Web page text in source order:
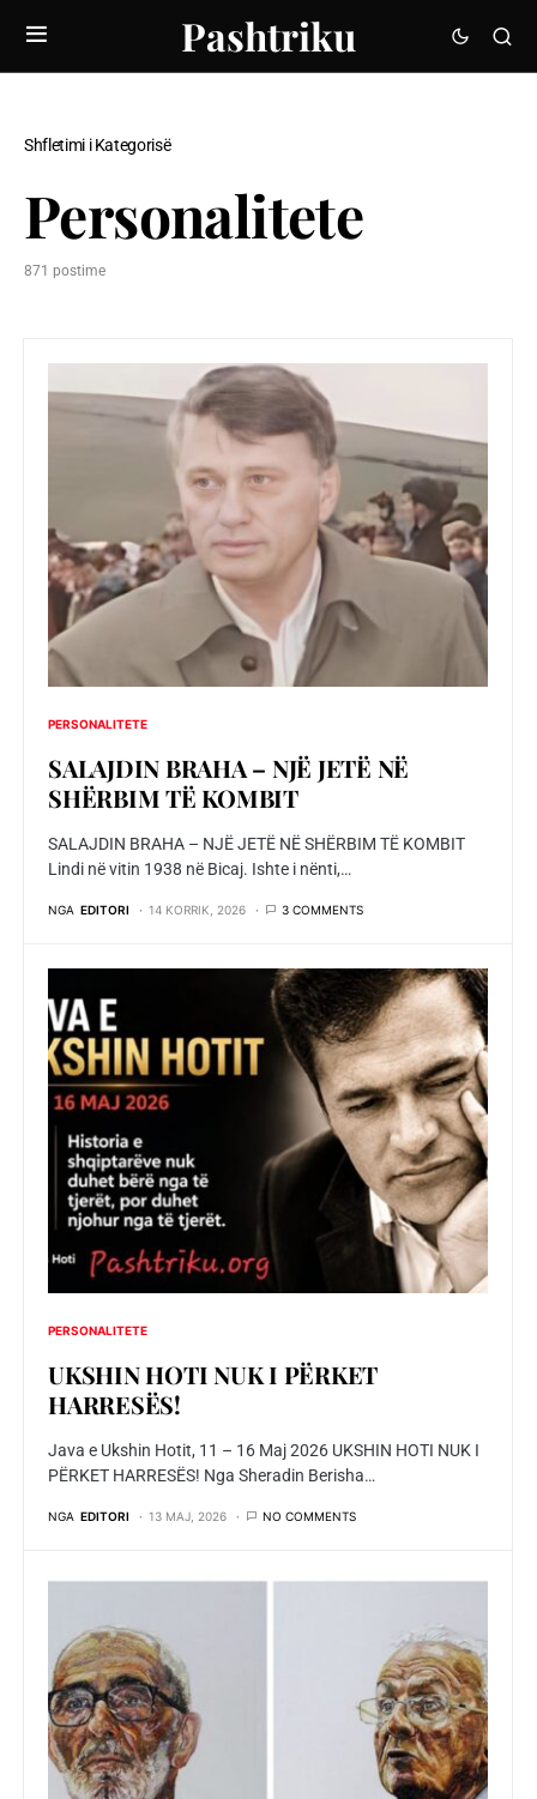
Pashtriku
Shfletimi i Kategorisë
Personalitete
871 postime
PERSONALITETE
SALAJDIN BRAHA – NJЁ JETЁ NЁ
SHЁRBIM TЁ KOMBIT
SALAJDIN BRAHA – NJЁ JETЁ NЁ SHЁRBIM TЁ KOMBIT
Lindi në vitin 1938 në Bicaj. Ishte i nënti,…
NGA EDITORI 14 KORRIK, 2026 3 COMMENTS
PERSONALITETE
UKSHIN HOTI NUK I PËRKET
HARRESËS!
Java e Ukshin Hotit, 11 – 16 Maj 2026 UKSHIN HOTI NUK I
PËRKET HARRESËS! Nga Sheradin Berisha…
NGA EDITORI 13 MAJ, 2026 NO COMMENTS